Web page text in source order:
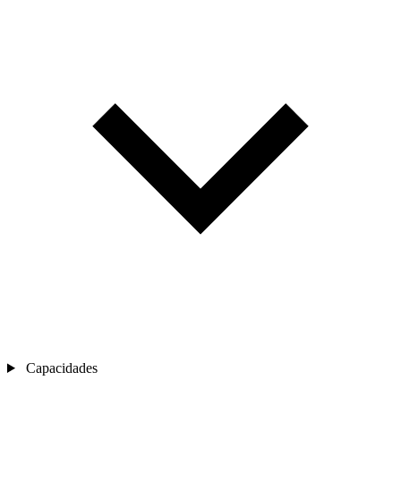
Capacidades